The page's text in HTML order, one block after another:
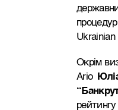
Ukrainian
Окрім
Ario